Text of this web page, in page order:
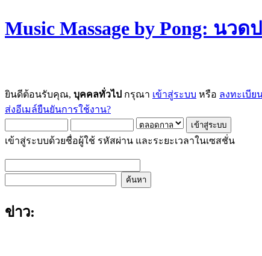
Music Massage by Pong: นว
ยินดีต้อนรับคุณ, บุคคลทั่วไป กรุณา เข้าสู่ระบบ หรือ ลงทะเบีย
ส่งอีเมล์ยืนยันการใช้งาน?
เข้าสู่ระบบด้วยชื่อผู้ใช้ รหัสผ่าน และระยะเวลาในเซสชั่น
ข่าว: